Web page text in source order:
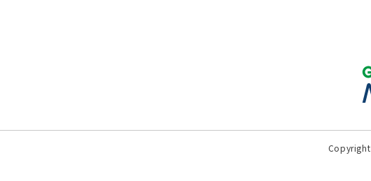
Copyright